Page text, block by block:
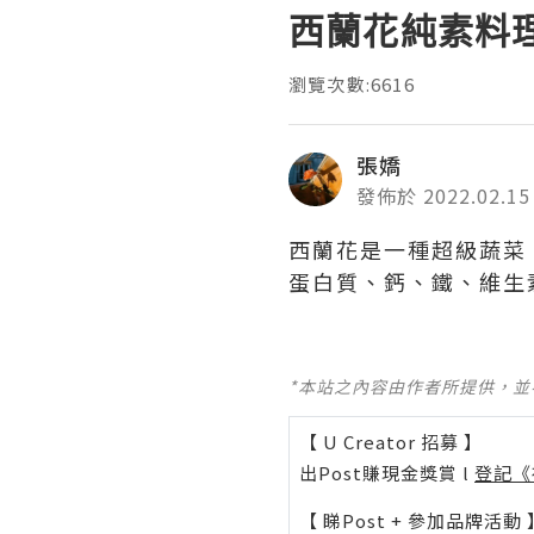
西蘭花純素料
瀏覽次數:6616
張嬌
發佈於 2022.02.15
西蘭花是一種超級蔬菜
蛋白質、鈣、鐵、維
*本站之內容由作者所提供，
【 U Creator 招募 】
出Post賺現金獎賞 l 登記
【 睇Post + 參加品牌活動